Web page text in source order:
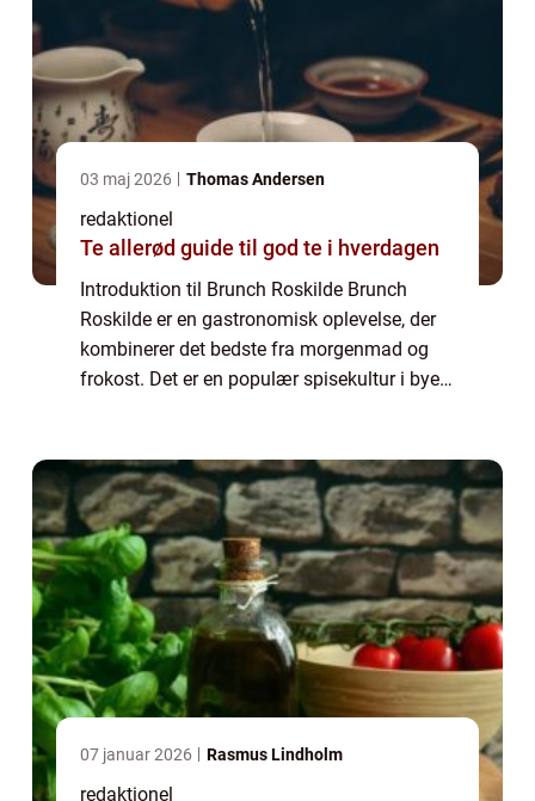
03 maj 2026 Thomas Andersen
redaktionel
Te allerød guide til god te i hverdagen
Introduktion til Brunch Roskilde Brunch
Roskilde er en gastronomisk oplevelse, der
kombinerer det bedste fra morgenmad og
frokost. Det er en populær spisekultur i byen
unikke bl...
07 januar 2026 Rasmus Lindholm
redaktionel